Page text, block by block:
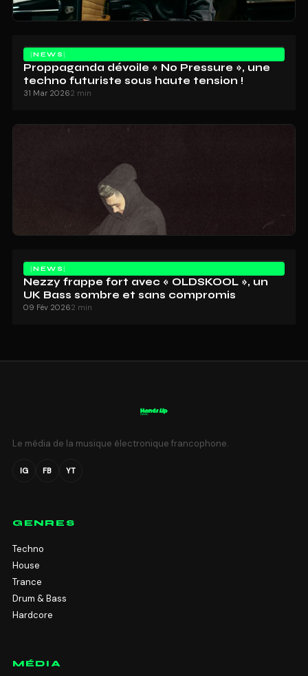
NEWS
Proppaganda dévoile « No Pressure », une
techno futuriste sous haute tension !
31 Mar 20262 min
NEWS
Nezzy frappe fort avec « OLDSKOOL », un
UK Bass sombre et sans compromis
09 Fév 20262 min
Le média de la musique électronique francophone.
IG FB YT
GENRES
Techno
House
Trance
Drum & Bass
Hardcore
MÉDIA